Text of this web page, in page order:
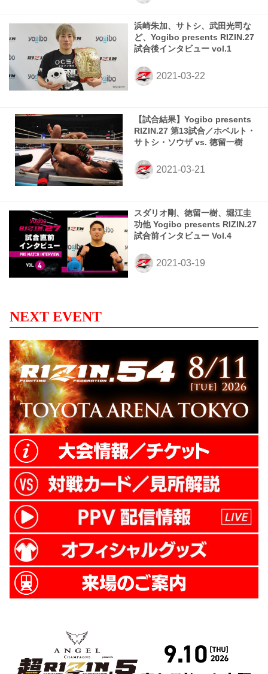
浜崎朱加、サトシ、武田光司な
ど、Yogibo presents RIZIN.27
試合後インタビュー vol.1
【試合結果】Yogibo presents
RIZIN.27 第13試合／ホベルト・
サトシ・ソウザ vs. 徳留一樹
スダリオ剛、徳留一樹、堀江圭
功他 Yogibo presents RIZIN.27
試合前インタビュー Vol.4
NEXT EVENT